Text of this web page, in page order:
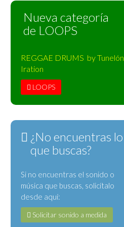
Nueva categoría
de LOOPS
REGGAE DRUMS by Tunelón
Iration
LOOPS
¿No encuentras lo
que buscas?
Si no encuentras el sonido o
música que buscas, solicítalo
desde aquí:
Solicitar sonido a medida